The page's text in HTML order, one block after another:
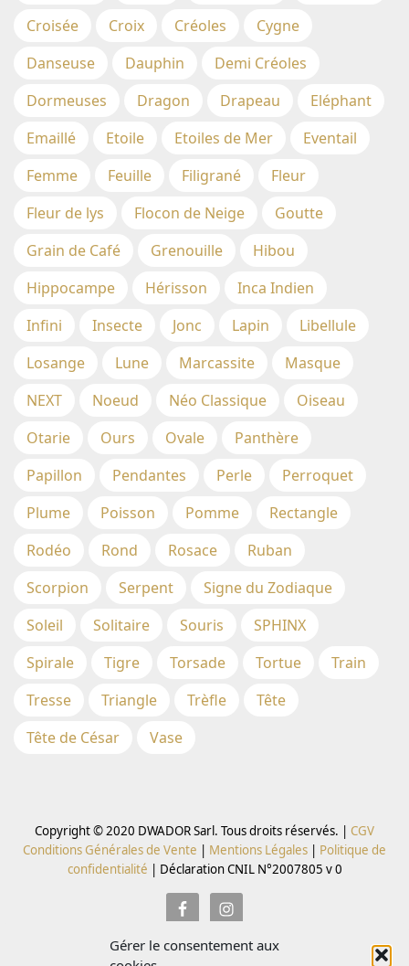
Gérer le consentement aux
Croisée
Croix Créoles
Cygne
Danseuse
Dauphin
Demi Créoles
Dormeuses
Dragon Drapeau
Eléphant
Emaillé
Etoile Etoiles de Mer
Eventail
Femme
Feuille Filigrané
Fleur
Fleur de lys
Flocon de Neige
Goutte
Grain de Café
Grenouille
Hibou
Hippocampe
Hérisson
Inca Indien
Infini
Insecte Jonc Lapin
Libellule
Losange
Lune Marcassite
Masque
NEXT
Noeud Néo Classique
Oiseau
Otarie
Ours Ovale
Panthère
Papillon
Pendantes Perle
Perroquet
Plume
Poisson Pomme
Rectangle
Rodéo
Rond Rosace
Ruban
Scorpion
Serpent
Signe du Zodiaque
Soleil
Solitaire Souris
SPHINX
Spirale
Tigre Torsade Tortue
Train
Tresse
Triangle Trèfle
Tête
Tête de César
Vase
Copyright © 2020 DWADOR Sarl. Tous droits réservés. | CGV
Conditions Générales de Vente | Mentions Légales | Politique de
confidentialité | Déclaration CNIL N°2007805 v 0
Inscrivez vous à la Newsletter pour recevoir des codes